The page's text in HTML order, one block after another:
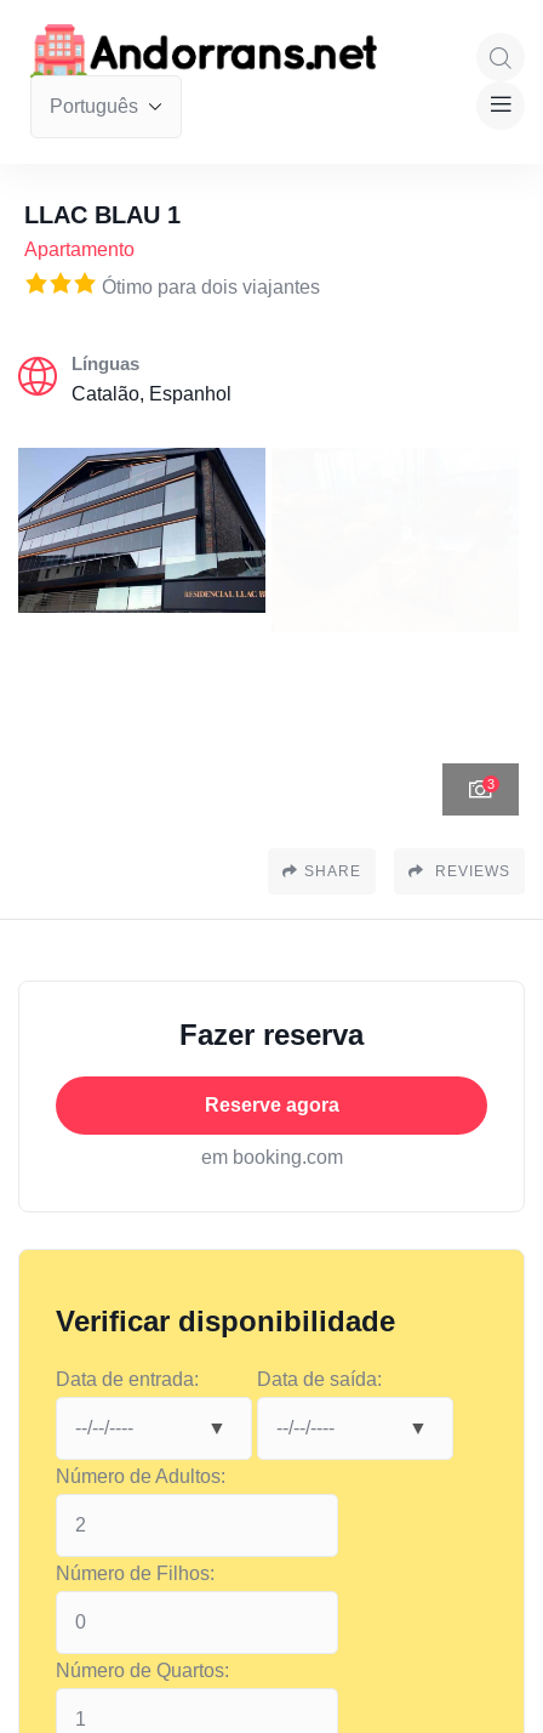
LLAC BLAU 1
Apartamento
Ótimo para dois viajantes
Línguas
Catalão, Espanhol
3
SHARE REVIEWS
Fazer reserva
Reserve agora
em booking.com
Verificar disponibilidade
Data de entrada: Data de saída:
Número de Adultos:
Número de Filhos:
Número de Quartos: